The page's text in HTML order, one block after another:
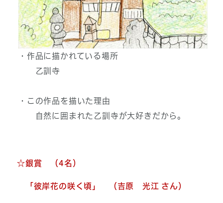
・作品に描かれている場所
乙訓寺
・この作品を描いた理由
自然に囲まれた乙訓寺が大好きだから。
☆銀賞 （4名）
「彼岸花の咲く頃」 （吉原 光江 さん）